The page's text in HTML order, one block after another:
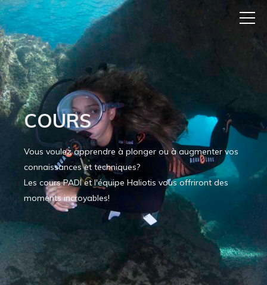
COURS
Vous voulez apprendre à plonger ou à augmenter vos
connaissances et techniques?
Les cours PADI et l'équipe Haliotis vous offriront des
moments incroyables!